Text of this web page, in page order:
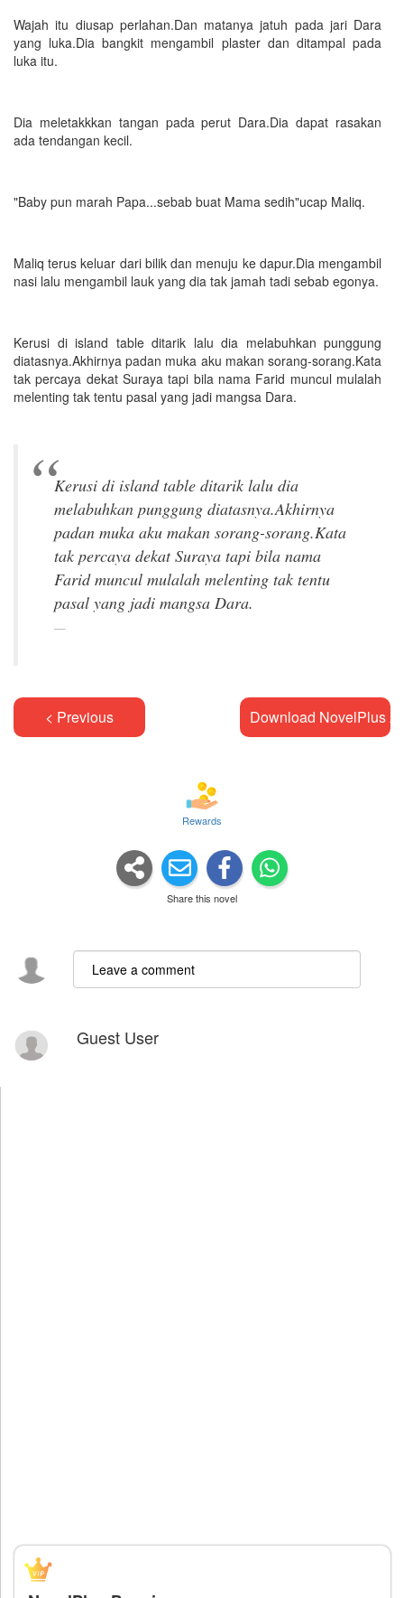
Wajah itu diusap perlahan.Dan matanya jatuh pada jari Dara
yang luka.Dia bangkit mengambil plaster dan ditampal pada
luka itu.
Dia meletakkkan tangan pada perut Dara.Dia dapat rasakan
ada tendangan kecil.
"Baby pun marah Papa...sebab buat Mama sedih"ucap Maliq.
Maliq terus keluar dari bilik dan menuju ke dapur.Dia mengambil
nasi lalu mengambil lauk yang dia tak jamah tadi sebab egonya.
Kerusi di island table ditarik lalu dia melabuhkan punggung
diatasnya.Akhirnya padan muka aku makan sorang-sorang.Kata
tak percaya dekat Suraya tapi bila nama Farid muncul mulalah
melenting tak tentu pasal yang jadi mangsa Dara.
Kerusi di island table ditarik lalu dia
melabuhkan punggung diatasnya.Akhirnya
padan muka aku makan sorang-sorang.Kata
tak percaya dekat Suraya tapi bila nama
Farid muncul mulalah melenting tak tentu
< Previous Download NovelPlus
Rewards
Share this novel
Guest User